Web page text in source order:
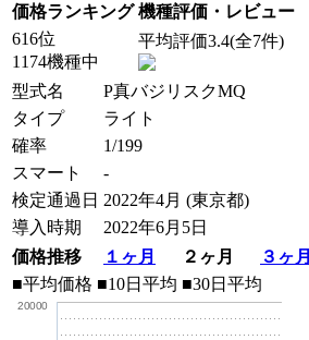
価格ランキング 機種評価・レビュー
616位
1174機種中
平均評価3.4(全7件)
型式名
P真バジリスクMQ
タイプ
ライト
確率
1/199
スマート
-
検定通過日 2022年4月 (東京都)
導入時期
2022年6月5日
価格推移
１ヶ月 ２ヶ月
３ヶ月
■平均価格 ■10日平均 ■30日平均
20000